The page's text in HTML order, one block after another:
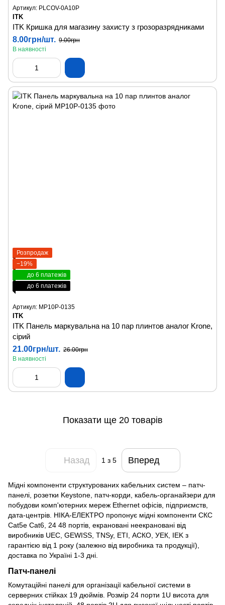
Артикул: PLCOV-0A10P
ITK
ITK Кришка для магазину захисту з грозоразрядниками
8.00грн/шт. 9.00грн
В наявності
Розпродаж
−19%
до 6 платежів
до 6 платежів
Артикул: MP10P-0135
ITK
ITK Панель маркувальна на 10 пар плинтов аналог Krone,
сірий
21.00грн/шт. 26.00грн
В наявності
Показати ще 20 товарів
Назад 1 з 5 Вперед
Мідні компоненти структурованих кабельних систем – патч-
панелі, розетки Keystone, патч-корди, кабель-органайзери для
побудови комп'ютерних мереж Ethernet офісів, підприємств,
дата-центрів. НІКА-ЕЛЕКТРО пропонує мідні компоненти СКС
Cat5e Cat6, 24 48 портів, екрановані неекрановані від
виробників UEC, GEWISS, TNSy, ETI, АСКО, УЕК, IEK з
гарантією від 1 року (залежно від виробника та продукції),
доставка по Україні 1-3 дні.
Патч-панелі
Комутаційні панелі для організації кабельної системи в
серверних стійках 19 дюймів. Розмір 24 порти 1U висота для